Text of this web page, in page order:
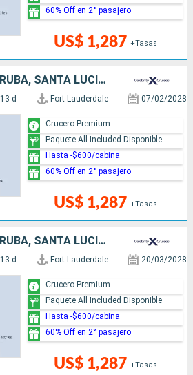
US$ 1,287 +Tasas
60% Off en 2° pasajero
ESTADOS UNIDOS, ARUBA, SANTA LUCIA, PUERTO RICO, REPÚBLICA DOMINICANA
13 d Fort Lauderdale 07/02/2028
US$ 1,287 +Tasas
Crucero Premium
Paquete All Included Disponible
Hasta -$600/cabina
60% Off en 2° pasajero
ESTADOS UNIDOS, ARUBA, SANTA LUCIA, PUERTO RICO, REPÚBLICA DOMINICANA
13 d Fort Lauderdale 20/03/2028
US$ 1,287 +Tasas
Crucero Premium
Paquete All Included Disponible
Hasta -$600/cabina
60% Off en 2° pasajero